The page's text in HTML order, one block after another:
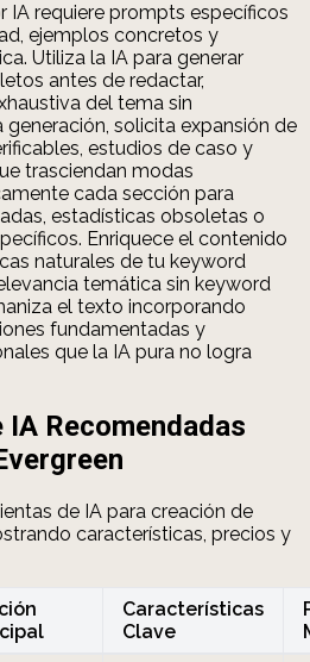
IA requiere prompts específicos
ejemplos concretos y
Utiliza la IA para generar
antes de redactar,
del tema sin
generación, solicita expansión de
estudios de caso y
trasciendan modas
cada sección para
estadísticas obsoletas o
Enriquece el contenido
naturales de tu keyword
temática sin keyword
el texto incorporando
fundamentadas y
que la IA pura no logra
Recomendadas
de IA para creación de
características, precios y
Características
Clave